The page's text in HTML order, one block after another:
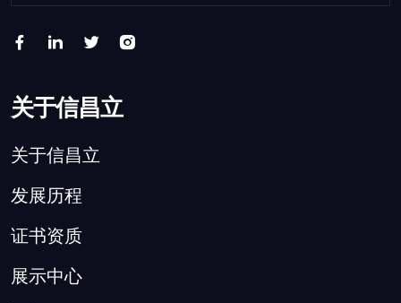
关于信昌立
关于信昌立
发展历程
证书资质
展示中心